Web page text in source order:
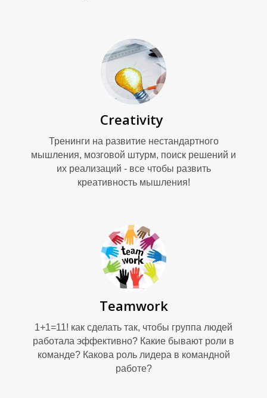
Е
Д
Creativity
Тренинги на развитие нестандартного
мышления, мозговой штурм, поиск решений и
их реализаций - все чтобы развить
креативность мышления!
Teamwork
1+1=11! как сделать так, чтобы группа людей
работала эффективно? Какие бывают роли в
команде? Какова роль лидера в командной
работе?